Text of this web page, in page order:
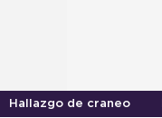
Hallazgo de craneo